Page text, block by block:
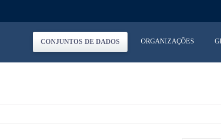
CONJUNTOS DE DADOS ORGANIZAÇÕES